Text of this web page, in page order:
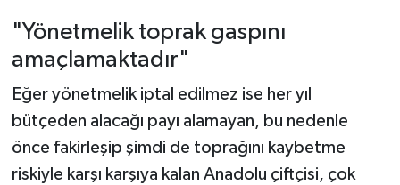
"Yönetmelik toprak gaspını
amaçlamaktadır"
Eğer yönetmelik iptal edilmez ise her yıl
bütçeden alacağı payı alamayan, bu nedenle
önce fakirleşip şimdi de toprağını kaybetme
riskiyle karşı karşıya kalan Anadolu çiftçisi, çok